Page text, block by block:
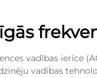
vadības ierīce
vadības